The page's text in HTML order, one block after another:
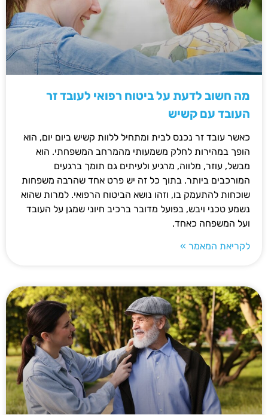
מה חשוב לדעת על ביטוח רפואי לעובד זר
העובד עם קשיש
כאשר עובד זר נכנס לבית ומתחיל ללוות קשיש ביום יום, הוא
הופך במהירות לחלק משמעותי מהמרחב המשפחתי. הוא
מבשל, עוזר, מלווה, מרגיע ולעיתים גם תומך ברגעים
המורכבים ביותר. בתוך כל זה יש פרט אחד שהרבה משפחות
שוכחות להתעמק בו, וזהו נושא הביטוח הרפואי. למרות שהוא
נשמע טכני ויבש, בפועל מדובר ברכיב חיוני שמגן על העובד
ועל המשפחה כאחד.
לקריאת המאמר »